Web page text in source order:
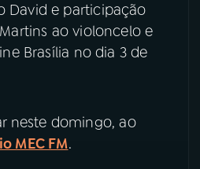
Facebook
David e participação
ao violoncelo e
Brasília no dia 3 de
neste domingo, ao
MEC FM.